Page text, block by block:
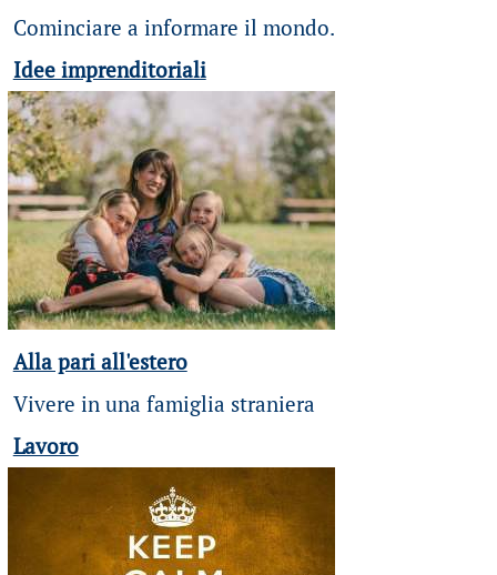
Cominciare a informare il mondo.
Idee imprenditoriali
Alla pari all'estero
Vivere in una famiglia straniera
Lavoro